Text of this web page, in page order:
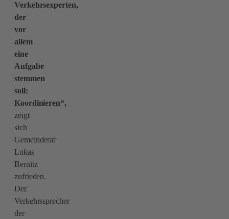
Verkehrsexperten,
der
vor
allem
eine
Aufgabe
stemmen
soll:
Koordinieren“,
zeigt
sich
Gemeinderat
Lukas
Bernitz
zufrieden.
Der
Verkehrssprecher
der